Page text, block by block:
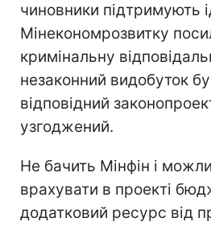
чиновники підтримують
Мінекономрозвитку
кримінальну
незаконний видобуток
відповідний
узгоджений.
Не бачить Мінфін і
врахувати в проекті
додатковий ресурс від